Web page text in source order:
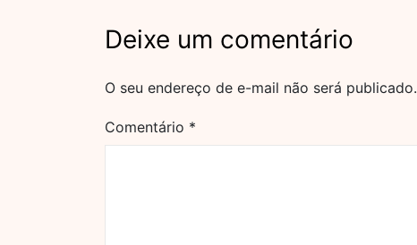
Deixe um comentário
O seu endereço de e-mail não será publicado.
Comentário *